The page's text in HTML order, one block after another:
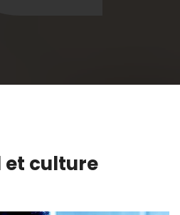
et culture